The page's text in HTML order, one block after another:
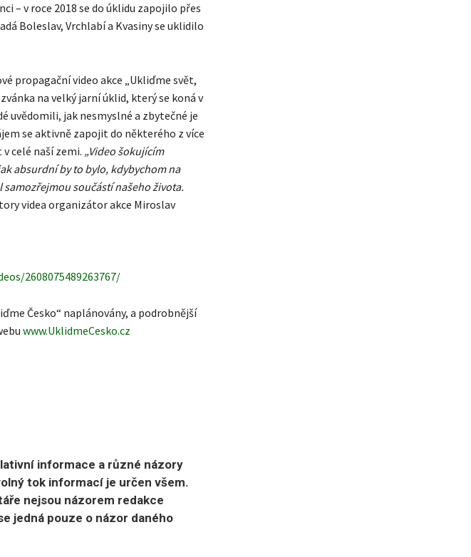
– v roce 2018 se do úklidu zapojilo přes
Boleslav, Vrchlabí a Kvasiny se uklidilo
propagační video akce „Ukliďme svět,
na velký jarní úklid, který se koná v
uvědomili, jak nesmyslné a zbytečné je
se aktivně zapojit do některého z více
celé naší zemi. „Video šokujícím
absurdní by to bylo, kdybychom na
součástí našeho života.
videa organizátor akce Miroslav
2608075489263767/
Česko“ naplánovány, a podrobnější
www.UklidmeCesko.cz
informace a různé názory
tok informací je určen všem.
nejsou názorem redakce
jedná pouze o názor daného